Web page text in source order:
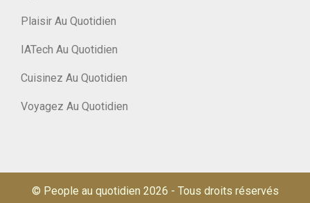
Plaisir Au Quotidien
IATech Au Quotidien
Cuisinez Au Quotidien
Voyagez Au Quotidien
© People au quotidien 2026 - Tous droits réservés